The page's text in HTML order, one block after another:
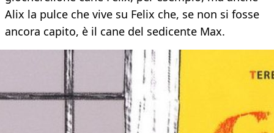
Alix la pulce che vive su Felix che, se non si fosse
ancora capito, è il cane del sedicente Max.